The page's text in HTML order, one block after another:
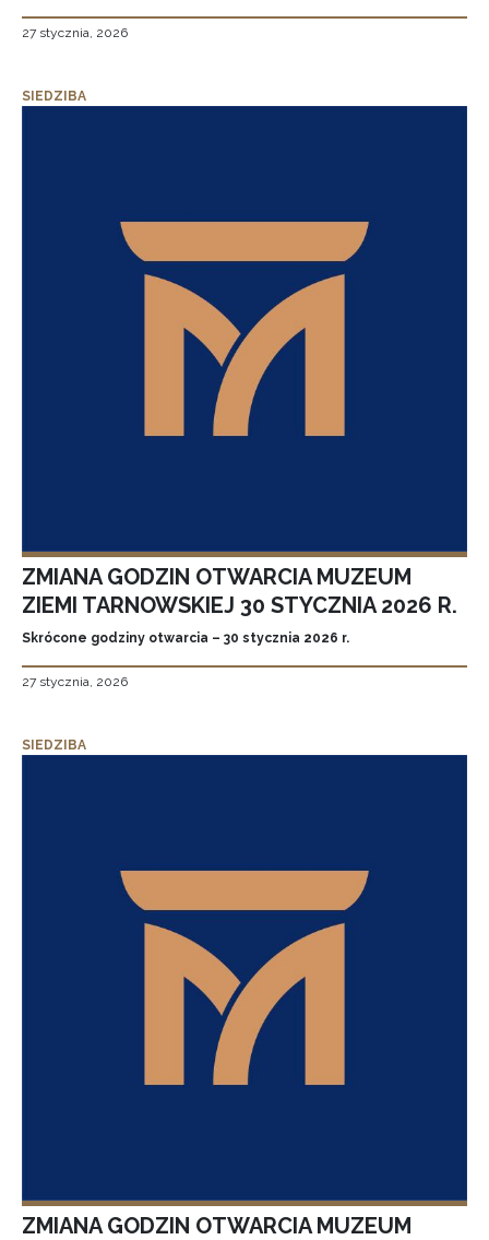
27 stycznia, 2026
SIEDZIBA
ZMIANA GODZIN OTWARCIA MUZEUM
ZIEMI TARNOWSKIEJ 30 STYCZNIA 2026 R.
Skrócone godziny otwarcia – 30 stycznia 2026 r.
27 stycznia, 2026
SIEDZIBA
ZMIANA GODZIN OTWARCIA MUZEUM